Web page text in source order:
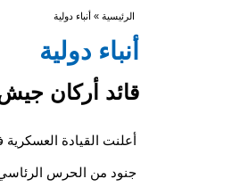
أنت هنا
الرئيسية » أنباء دولية
أنباء دولية
قائد أركان جيش
أعلنت القيادة
جنود من الحرس